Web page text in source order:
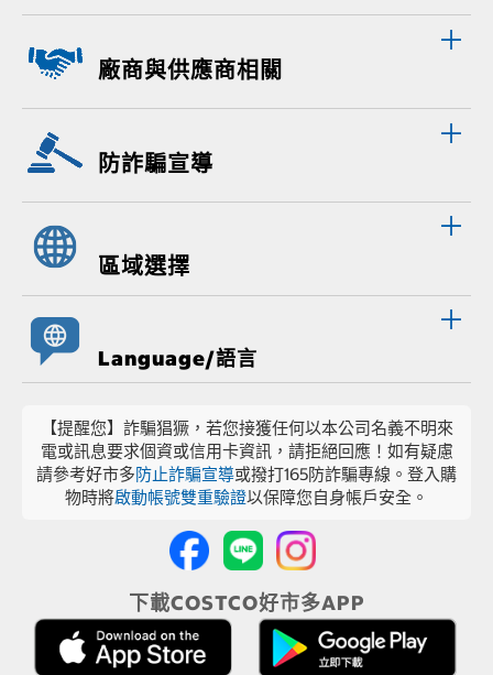
廠商與供應商相關
防詐騙宣導
區域選擇
Language/語言
【提醒您】詐騙猖獗，若您接獲任何以本公司名義不明來
電或訊息要求個資或信用卡資訊，請拒絕回應！如有疑慮
請參考好市多防止詐騙宣導或撥打165防詐騙專線。登入購
物時將啟動帳號雙重驗證以保障您自身帳戶安全。
下載COSTCO好市多APP